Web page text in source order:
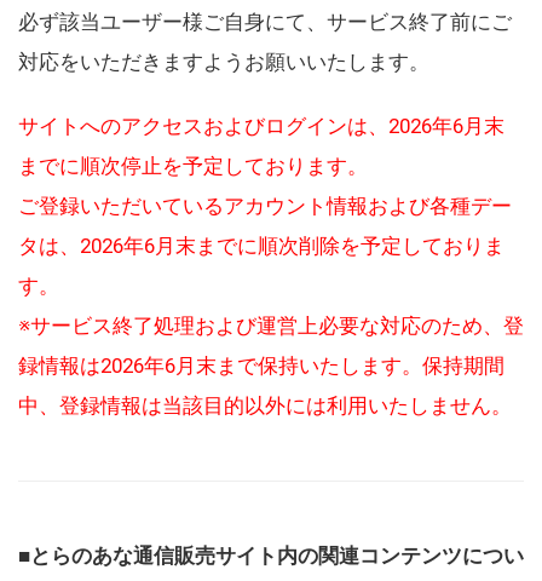
必ず該当ユーザー様ご自身にて、サービス終了前にご
対応をいただきますようお願いいたします。
サイトへのアクセスおよびログインは、2026年6月末
までに順次停止を予定しております。
ご登録いただいているアカウント情報および各種デー
タは、2026年6月末までに順次削除を予定しておりま
す。
※サービス終了処理および運営上必要な対応のため、登
録情報は2026年6月末まで保持いたします。保持期間
中、登録情報は当該目的以外には利用いたしません。
■とらのあな通信販売サイト内の関連コンテンツについ